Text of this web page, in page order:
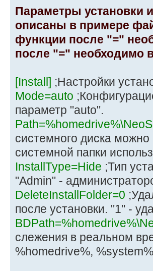
Параметры установки
описаны в примере
функции после "="
после "=" необходимо
[Install] ;Настройки
Mode=auto
параметр "auto".
системного диска
системной папки
InstallType=Hide ;Тип
"Admin" -
DeleteInstallFolder=0
после установки. "1" -
слежения в реальном
%homedrive%,